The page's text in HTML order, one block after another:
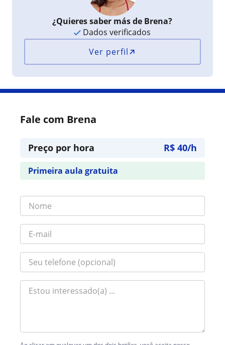
¿Quieres saber más de Brena?
Dados verificados
Ver perfil
Fale com Brena
Preço por hora R$ 40/h
Primeira aula gratuita